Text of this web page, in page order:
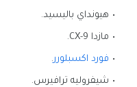
هيونداي باليسيد.
مازدا CX-9.
فورد اكسبلورر.
شيفروليه ترافيرس.